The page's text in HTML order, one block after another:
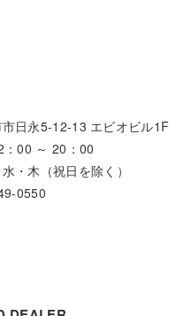
日永5-12-13 エビオビル1F
：00 ～ 20：00
・木（祝日を除く）
0550